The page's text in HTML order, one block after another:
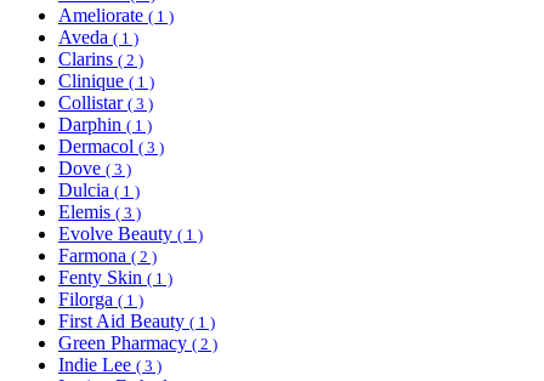
Ameliorate ( 1 )
Aveda ( 1 )
Clarins ( 2 )
Clinique ( 1 )
Collistar ( 3 )
Darphin ( 1 )
Dermacol ( 3 )
Dove ( 3 )
Dulcia ( 1 )
Elemis ( 3 )
Evolve Beauty ( 1 )
Farmona ( 2 )
Fenty Skin ( 1 )
Filorga ( 1 )
First Aid Beauty ( 1 )
Green Pharmacy ( 2 )
Indie Lee ( 3 )